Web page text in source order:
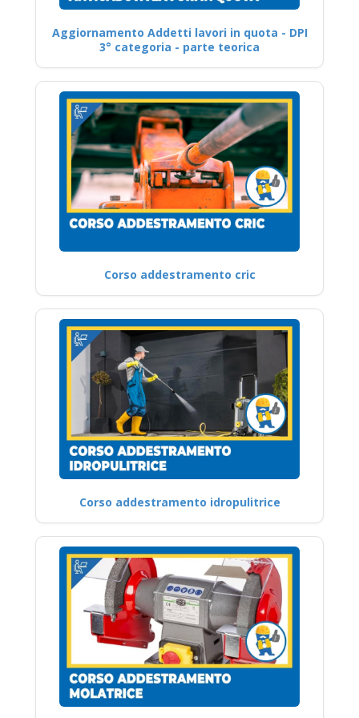
Aggiornamento Addetti lavori in quota - DPI
3° categoria - parte teorica
Corso addestramento cric
Corso addestramento idropulitrice